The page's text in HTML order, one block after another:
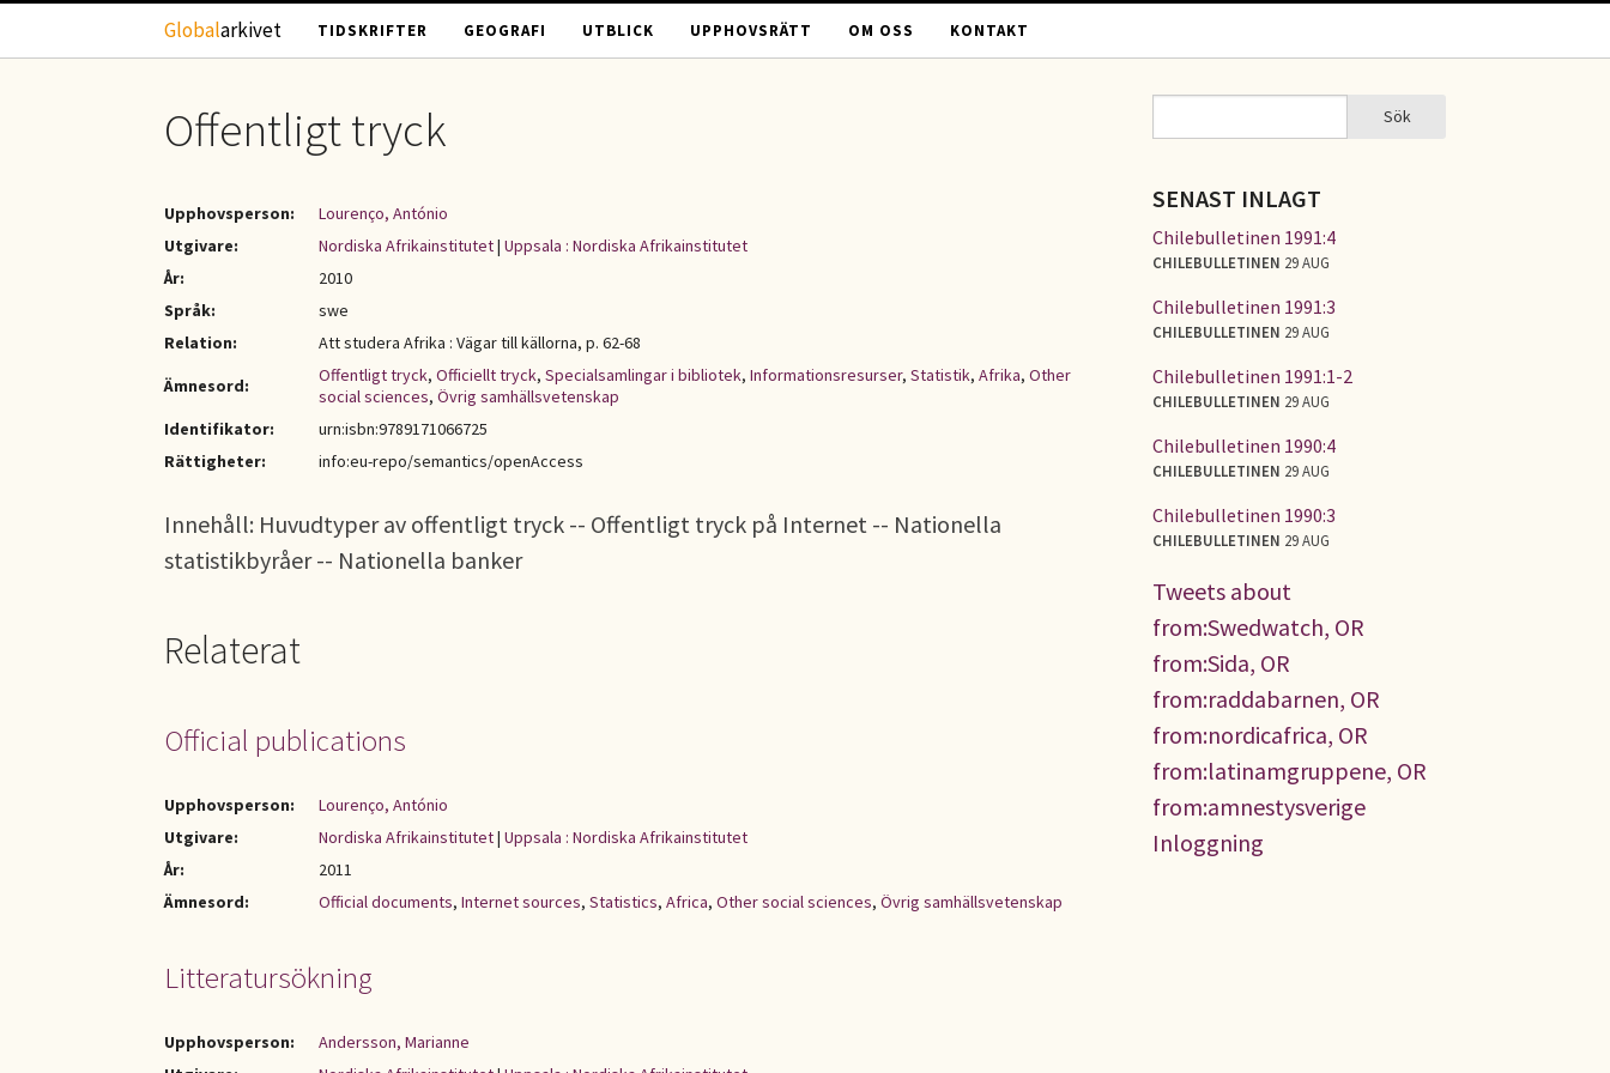
Hoppa till huvudinnehåll
Globalarkivet TIDSKRIFTER GEOGRAFI UTBLICK UPPHOVSRÄTT OM OSS KONTAKT
Offentligt tryck
Upphovsperson:
Lourenço, António
Utgivare:
Nordiska Afrikainstitutet| Uppsala : Nordiska Afrikainstitutet
År:
2010
Språk:
swe
Relation:
Att studera Afrika : Vägar till källorna, p. 62-68
Ämnesord:
Offentligt tryck, Officiellt tryck, Specialsamlingar i bibliotek, Informationsresurser, Statistik, Afrika, Other
social sciences, Övrig samhällsvetenskap
Identifikator:
urn:isbn:9789171066725
Rättigheter:
info:eu-repo/semantics/openAccess
Innehåll: Huvudtyper av offentligt tryck -- Offentligt tryck på Internet -- Nationella
statistikbyråer -- Nationella banker
Relaterat
Official publications
Upphovsperson:
Lourenço, António
Utgivare:
Nordiska Afrikainstitutet| Uppsala : Nordiska Afrikainstitutet
År:
2011
Ämnesord:
Official documents, Internet sources, Statistics, Africa, Other social sciences, Övrig samhällsvetenskap
Litteratursökning
Upphovsperson:
Andersson, Marianne
SÖKFORMULÄR Sök
SENAST INLAGT
Chilebulletinen 1991:4
CHILEBULLETINEN 29 AUG
Chilebulletinen 1991:3
CHILEBULLETINEN 29 AUG
Chilebulletinen 1991:1-2
CHILEBULLETINEN 29 AUG
Chilebulletinen 1990:4
CHILEBULLETINEN 29 AUG
Chilebulletinen 1990:3
CHILEBULLETINEN 29 AUG
Tweets about
from:Swedwatch, OR
from:Sida, OR
from:raddabarnen, OR
from:nordicafrica, OR
from:latinamgruppene, OR
from:amnestysverige
Inloggning